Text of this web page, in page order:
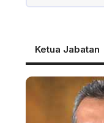
Ketua Jabatan